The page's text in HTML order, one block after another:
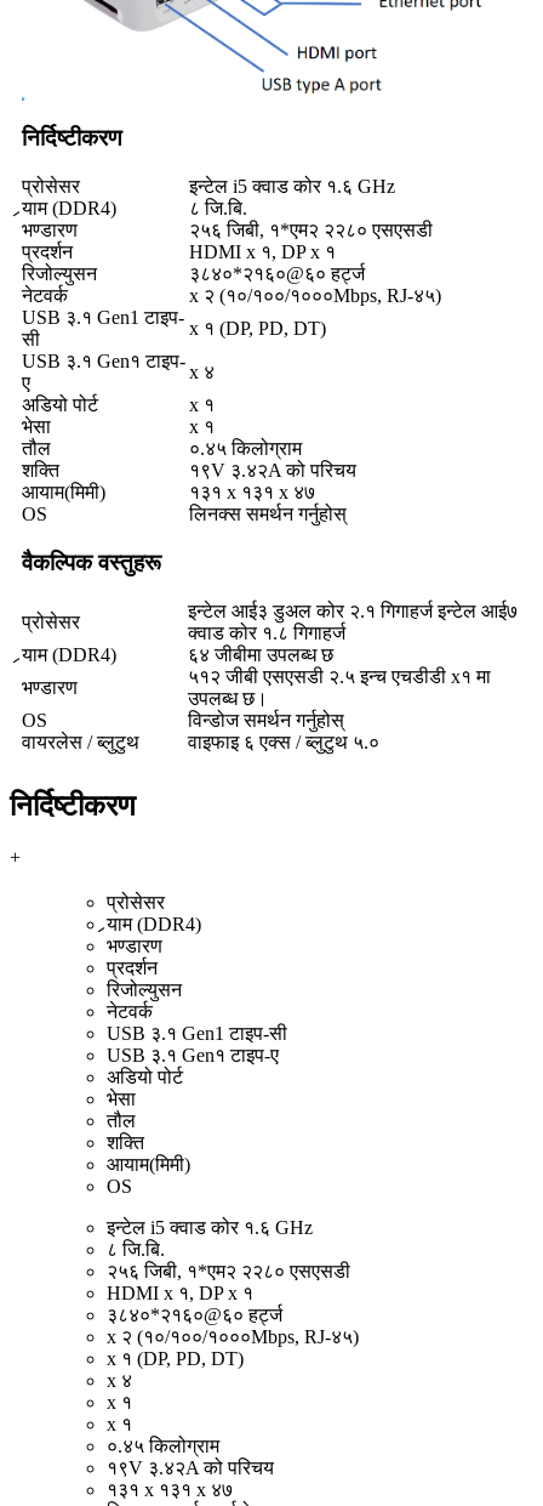
निर्दिष्टीकरण
प्रोसेसर
इन्टेल i5 क्वाड कोर १.६ GHz
र्‍याम (DDR4)
८ जि.बि.
भण्डारण
२५६ जिबी, १*एम२ २२८० एसएसडी
प्रदर्शन
HDMI x १, DP x १
रिजोल्युसन
३८४०*२१६०@६० हर्ट्ज
नेटवर्क
x २ (१०/१००/१०००Mbps, RJ-४५)
USB ३.१ Gen1 टाइप-
सी
x १ (DP, PD, DT)
USB ३.१ Gen१ टाइप-
ए
x ४
अडियो पोर्ट
x १
भेसा
x १
तौल
०.४५ किलोग्राम
शक्ति
१९V ३.४२A को परिचय
आयाम(मिमी)
१३१ x १३१ x ४७
OS
लिनक्स समर्थन गर्नुहोस्
वैकल्पिक वस्तुहरू
प्रोसेसर
इन्टेल आई३ डुअल कोर २.१ गिगाहर्ज इन्टेल आई७
क्वाड कोर १.८ गिगाहर्ज
र्‍याम (DDR4)
६४ जीबीमा उपलब्ध छ
भण्डारण
५१२ जीबी एसएसडी २.५ इन्च एचडीडी x१ मा
उपलब्ध छ।
OS
विन्डोज समर्थन गर्नुहोस्
वायरलेस / ब्लुटुथ
वाइफाइ ६ एक्स / ब्लुटुथ ५.०
निर्दिष्टीकरण
+
प्रोसेसर
र्‍याम (DDR4)
भण्डारण
प्रदर्शन
रिजोल्युसन
नेटवर्क
USB ३.१ Gen1 टाइप-सी
USB ३.१ Gen१ टाइप-ए
अडियो पोर्ट
भेसा
तौल
शक्ति
आयाम(मिमी)
OS
इन्टेल i5 क्वाड कोर १.६ GHz
८ जि.बि.
२५६ जिबी, १*एम२ २२८० एसएसडी
HDMI x १, DP x १
३८४०*२१६०@६० हर्ट्ज
x २ (१०/१००/१०००Mbps, RJ-४५)
x १ (DP, PD, DT)
x ४
x १
x १
०.४५ किलोग्राम
१९V ३.४२A को परिचय
१३१ x १३१ x ४७